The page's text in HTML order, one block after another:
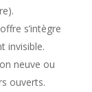
s’intègre
invisible.
neuve ou
ouverts.